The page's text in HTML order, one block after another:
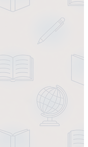
文
CEFR
定
位
桥
初
级
A2
水
平
剑
高